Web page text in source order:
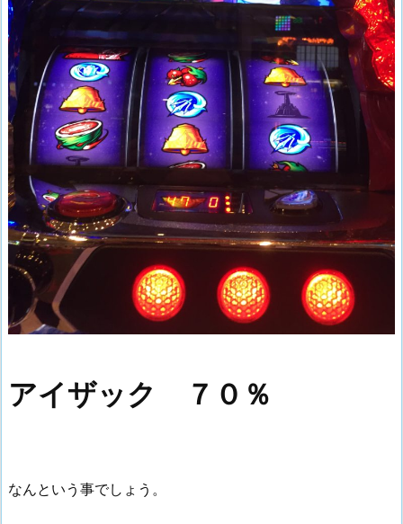
アイザック ７０％
なんという事でしょう。